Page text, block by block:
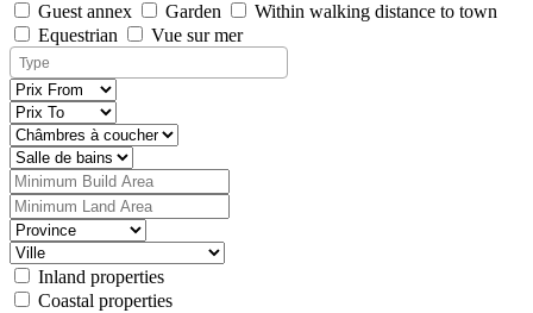
Guest annex
Garden
Within walking distance to town
Equestrian
Vue sur mer
Inland properties
Coastal properties